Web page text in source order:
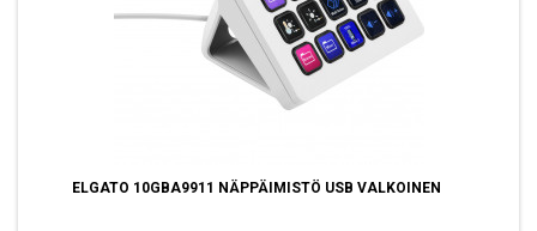
ELGATO 10GBA9911 NÄPPÄIMISTÖ USB VALKOINEN